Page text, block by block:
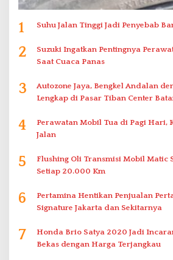
1 Suhu Jalan Tinggi Jadi Penyebab
2
Suzuki Ingatkan Pentingnya
Saat Cuaca Panas
3
Autozone Jaya, Bengkel Andalan
Lengkap di Pasar Tiban Center
4
Perawatan Mobil Tua di Pagi Hari,
Jalan
5
Flushing Oli Transmisi Mobil Matic
Setiap 20.000 Km
6
Pertamina Hentikan Penjualan
Signature Jakarta dan Sekitarnya
7
Honda Brio Satya 2020 Jadi
Bekas dengan Harga Terjangkau